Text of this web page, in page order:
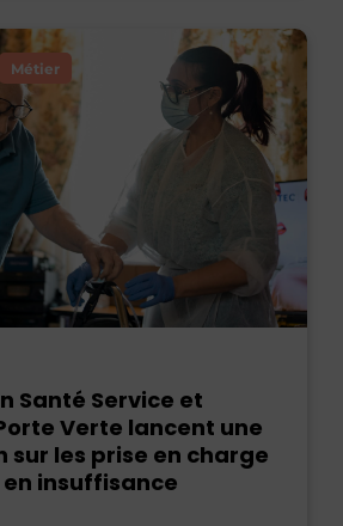
Métier
Santé Service et
Verte lancent une
sur les prise en charge
insuffisance